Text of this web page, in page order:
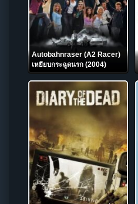
Autobahnraser (A2 Racer)
เหยียบกระฉูดนรก (2004)